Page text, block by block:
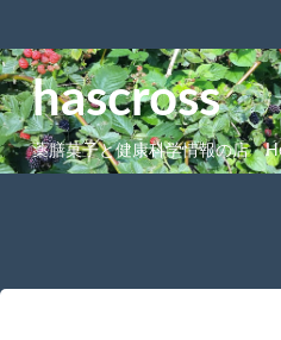
hascross
薬膳菓子と健康科学情報の店